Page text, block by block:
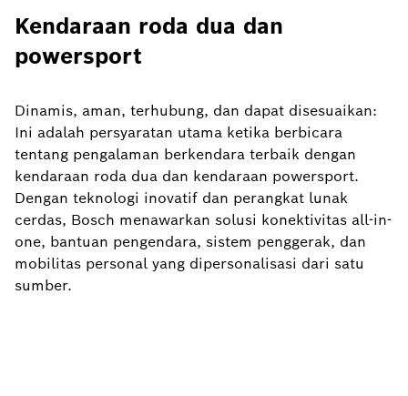
Kendaraan roda dua dan
powersport
Dinamis, aman, terhubung, dan dapat disesuaikan:
Ini adalah persyaratan utama ketika berbicara
tentang pengalaman berkendara terbaik dengan
kendaraan roda dua dan kendaraan powersport.
Dengan teknologi inovatif dan perangkat lunak
cerdas, Bosch menawarkan solusi konektivitas all-in-
one, bantuan pengendara, sistem penggerak, dan
mobilitas personal yang dipersonalisasi dari satu
sumber.